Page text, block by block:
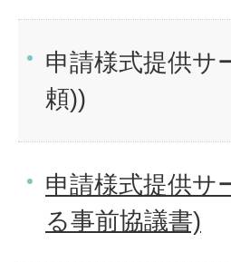
申請様式提供サ
頼))
申請様式提供サ
る事前協議書)